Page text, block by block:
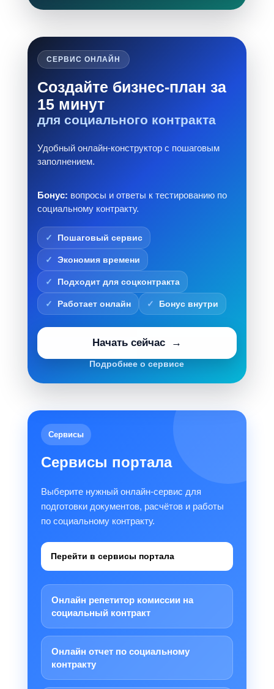
СЕРВИС ОНЛАЙН
Создайте бизнес-план за
15 минут
для социального контракта
Удобный онлайн-конструктор с пошаговым
заполнением.
Бонус: вопросы и ответы к тестированию по
социальному контракту.
Пошаговый сервис
Экономия времени
Подходит для соцконтракта
Работает онлайн Бонус внутри
Начать сейчас
Подробнее о сервисе
Сервисы
Сервисы портала
Выберите нужный онлайн-сервис для
подготовки документов, расчётов и работы
по социальному контракту.
Перейти в сервисы портала
Онлайн репетитор комиссии на
социальный контракт
Онлайн отчет по социальному
контракту